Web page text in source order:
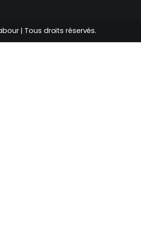
| Tous droits réservés.